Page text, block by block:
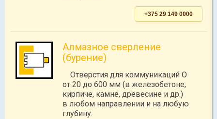
+375 29 149 0000
Алмазное сверление
(бурение)
Отверстия для коммуникаций O
от 20 до 600 мм (в железобетоне,
кирпиче, камне, древесине и др.)
в любом направлении и на любую
глубину.